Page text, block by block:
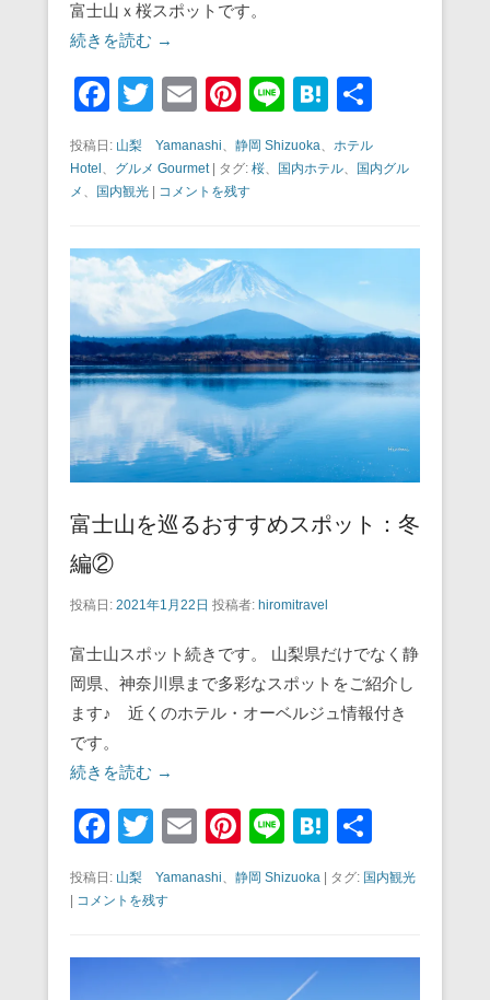
富士山ｘ桜スポットです。
続きを読む →
F
a
c
e
o
o
k
T
wi
tt
er
E
m
ail
Pi
nt
er
e
Li
e
H
at
e
投稿日: 山梨 Yamanashi、 静岡 Shizuoka、 ホテル
Hotel 、 グルメ Gourmet| タグ: 桜、 国内ホテル、
国内グル
メ 、 国内観光 コメントを残す
富士山を巡るおすすめスポット：冬
編②
投稿日: 2021年1月22日 投稿者: hiromitravel
富士山スポット続きです。 山梨県だけでなく静
岡県、神奈川県まで多彩なスポットをご紹介し
ます♪ 近くのホテル・オーベルジュ情報付き
です。
続きを読む →
F
a
c
b
T
tt
E
ail
Pi
nt
er
st
Li
H
e
a
有
投稿日: 山梨 Yamanashi 静岡 Shizuoka | タグ: 国内観光
| コメントを残す